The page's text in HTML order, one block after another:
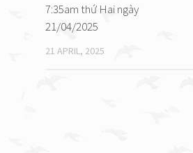
7:35am thứ Hai ngày
21/04/2025
21 APRIL, 2025